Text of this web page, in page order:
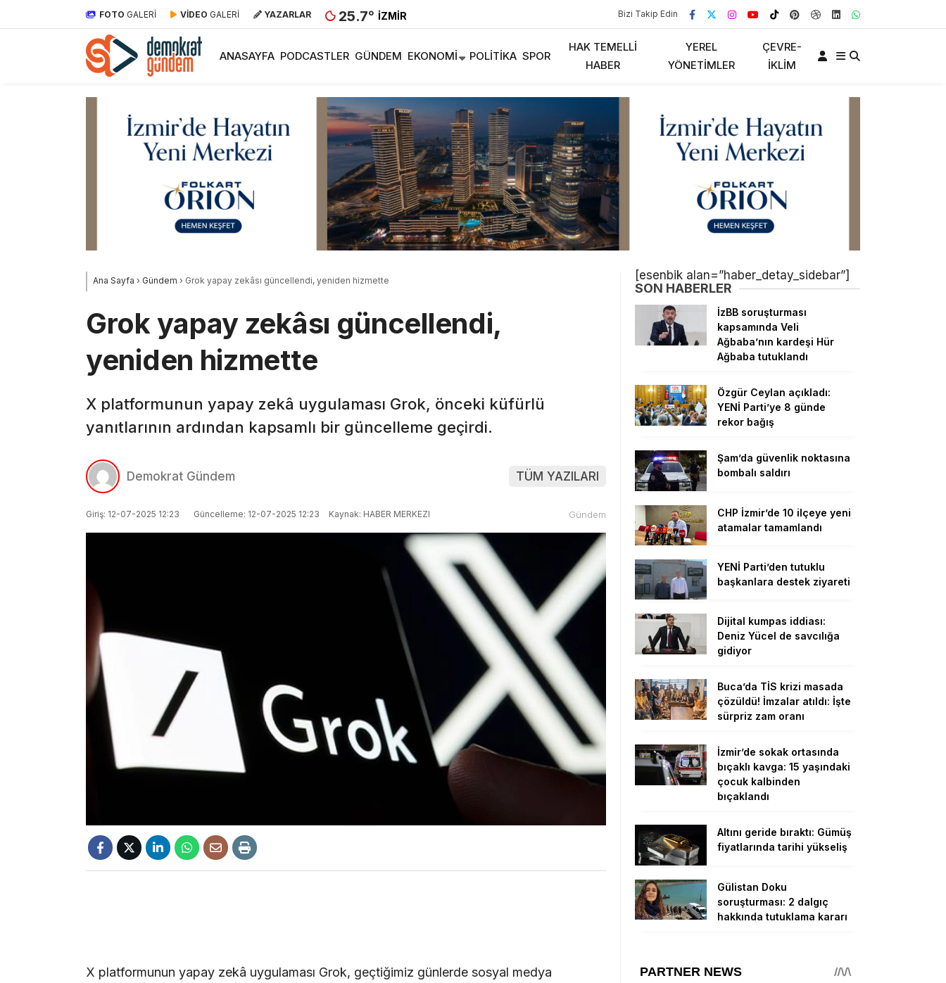
FOTO GALERİ VİDEO GALERİ YAZARLAR 25.7° İZMIR Bizi Takip Edin
ANASAYFA PODCASTLER GÜNDEM EKONOMI POLITIKA SPOR
HAK TEMELLI
HABER
YEREL
YÖNETIMLER
ÇEVRE-
İKLIM
Ana Sayfa › Gündem › Grok yapay zekâsı güncellendi, yeniden hizmette
Grok yapay zekâsı güncellendi,
yeniden hizmette
X platformunun yapay zekâ uygulaması Grok, önceki küfürlü
yanıtlarının ardından kapsamlı bir güncelleme geçirdi.
Demokrat Gündem TÜM YAZILARI
Giriş: 12-07-2025 12:23 Güncelleme: 12-07-2025 12:23 Kaynak: HABER MERKEZI Gündem
X platformunun yapay zekâ uygulaması Grok, geçtiğimiz günlerde sosyal medya
[esenbik alan=”haber_detay_sidebar”]
SON HABERLER
İzBB soruşturması
kapsamında Veli
Ağbaba’nın kardeşi Hür
Ağbaba tutuklandı
Özgür Ceylan açıkladı:
YENİ Parti’ye 8 günde
rekor bağış
Şam’da güvenlik noktasına
bombalı saldırı
CHP İzmir’de 10 ilçeye yeni
atamalar tamamlandı
YENİ Parti’den tutuklu
başkanlara destek ziyareti
Dijital kumpas iddiası:
Deniz Yücel de savcılığa
gidiyor
Buca’da TİS krizi masada
çözüldü! İmzalar atıldı: İşte
sürpriz zam oranı
İzmir’de sokak ortasında
bıçaklı kavga: 15 yaşındaki
çocuk kalbinden
bıçaklandı
Altını geride bıraktı: Gümüş
fiyatlarında tarihi yükseliş
Gülistan Doku
soruşturması: 2 dalgıç
hakkında tutuklama kararı